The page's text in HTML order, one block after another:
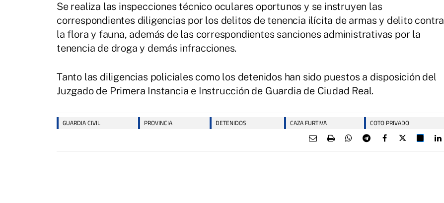
Se realiza las inspecciones técnico oculares oportunos y se instruyen las
correspondientes diligencias por los delitos de tenencia ilícita de armas y delito contra
la flora y fauna, además de las correspondientes sanciones administrativas por la
tenencia de droga y demás infracciones.
Tanto las diligencias policiales como los detenidos han sido puestos a disposición del
Juzgado de Primera Instancia e Instrucción de Guardia de Ciudad Real.
GUARDIA CIVIL PROVINCIA DETENIDOS CAZA FURTIVA COTO PRIVADO